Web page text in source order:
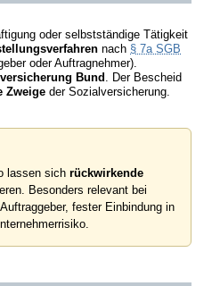
oder selbstständige Tätigkeit
nach § 7a SGB
oder Auftragnehmer).
Bund . Der Bescheid
Zweige der Sozialversicherung.
lassen sich rückwirkende
Besonders relevant bei
fester Einbindung in